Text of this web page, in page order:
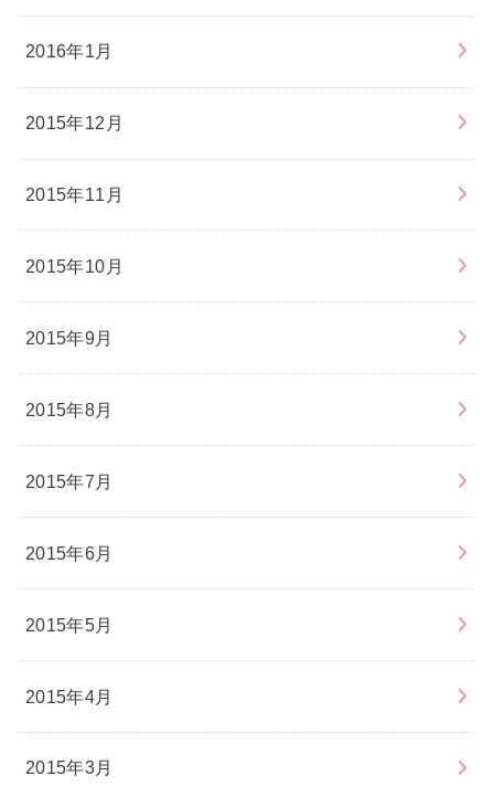
2016年1月
2015年12月
2015年11月
2015年10月
2015年9月
2015年8月
2015年7月
2015年6月
2015年5月
2015年4月
2015年3月